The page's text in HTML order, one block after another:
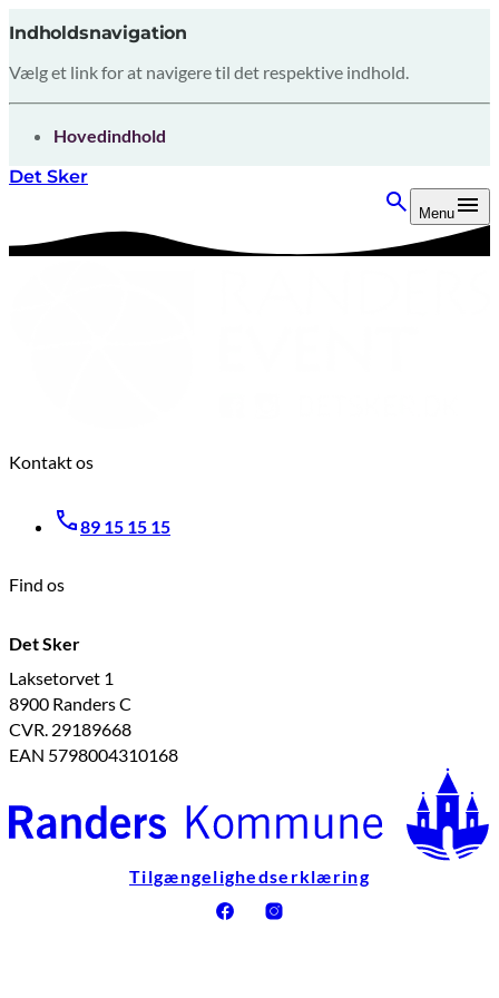
Indholdsnavigation
Vælg et link for at navigere til det respektive indhold.
gå til
Hovedindhold
Det Sker
Menu
Kontakt os
89 15 15 15
Find os
Det Sker
Laksetorvet 1
8900 Randers C
CVR. 29189668
EAN 5798004310168
Tilgængelighedserklæring